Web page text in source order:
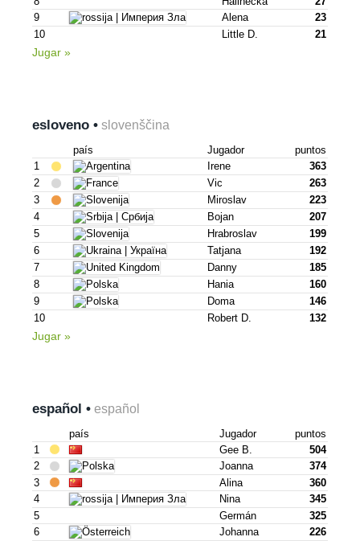
9
Alena
23
10
Little D. 21
Jugar »
esloveno • slovenščina
país Jugador
puntos
1
Irene
363
2
Vic
263
3
Miroslav
223
4
Bojan
207
5
Hrabroslav
199
6
Tatjana
192
7
Danny
185
8
Hania
160
9
Doma
146
10
Robert D. 132
Jugar »
español • español
país Jugador
puntos
1
Gee B.
504
2
Joanna
374
3
Alina
360
4
Nina
345
5
Germán
325
6
Johanna
226